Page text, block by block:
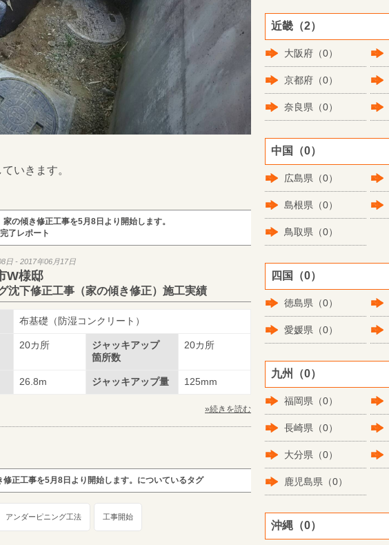
いきます。
の傾き修正工事を5月8日より開始します。
了レポート
日 - 2017年06月17日
W様邸
沈下修正工事（家の傾き修正）施工実績
布基礎（防湿コンクリート）
20カ所
ジャッキアップ
箇所数
20カ所
26.8m ジャッキアップ量 125mm
»続きを読む
修正工事を5月8日より開始します。についているタグ
アンダーピニング工法 工事開始
近畿（2）
大阪府（0）
京都府（0）
奈良県（0）
中国（0）
広島県（0）
島根県（0）
鳥取県（0）
四国（0）
徳島県（0）
愛媛県（0）
九州（0）
福岡県（0）
長崎県（0）
大分県（0）
鹿児島県（0）
沖縄（0）